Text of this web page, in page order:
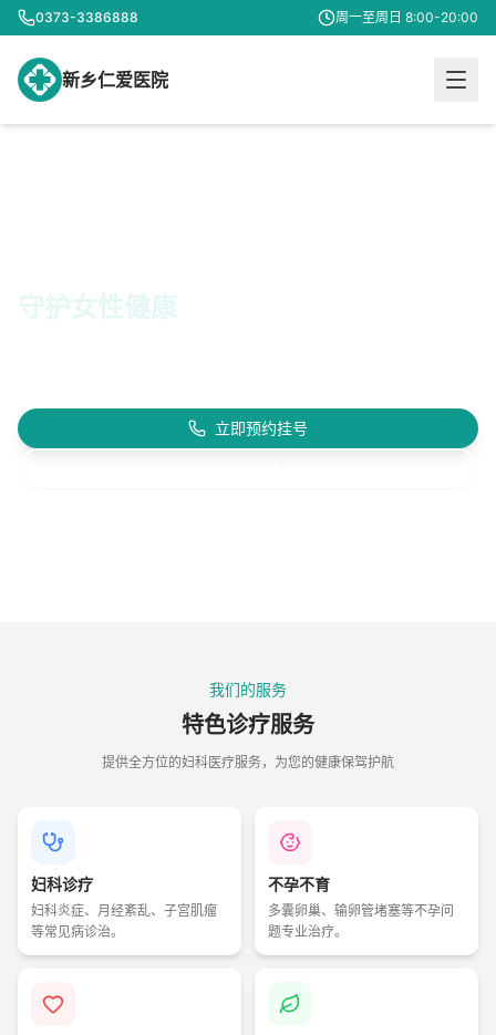
0373-3386888 周一至周日 8:00-20:00
新乡仁爱医院
守护女性健康
立即预约挂号
我们的服务
特色诊疗服务
提供全方位的妇科医疗服务，为您的健康保驾护航
妇科诊疗
妇科炎症、月经紊乱、子宫肌瘤
等常见病诊治。
不孕不育
多囊卵巢、输卵管堵塞等不孕问
题专业治疗。